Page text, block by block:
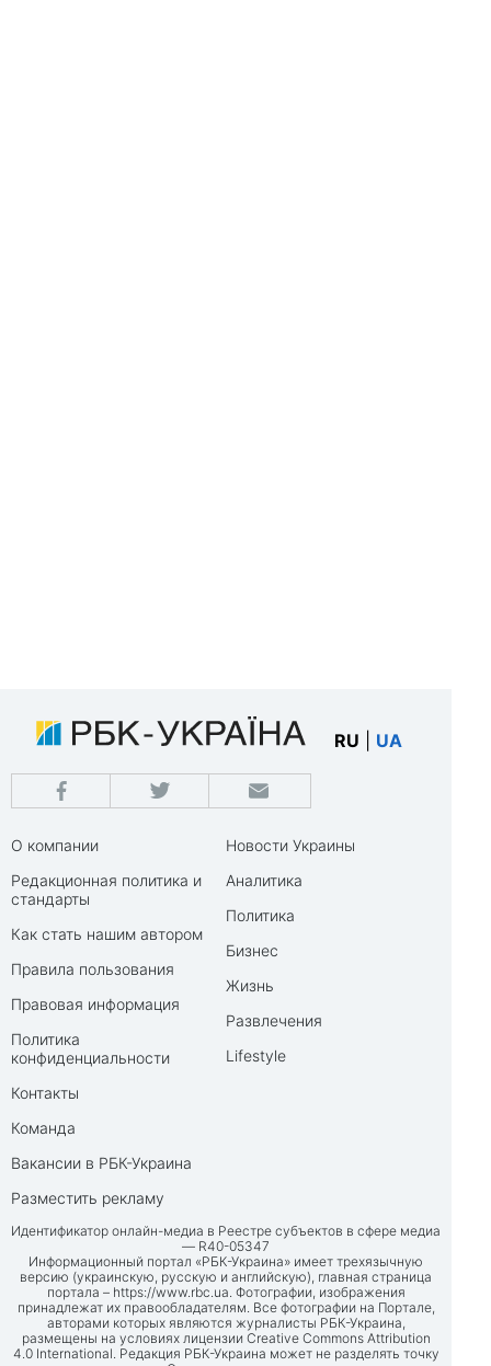
RU UA
О компании
Редакционная политика и
стандарты
Как стать нашим автором
Правила пользования
Правовая информация
Политика
конфиденциальности
Контакты
Команда
Вакансии в РБК-Украина
Разместить рекламу
Новости Украины
Аналитика
Политика
Бизнес
Жизнь
Развлечения
Lifestyle
Идентификатор онлайн-медиа в Реестре субъектов в сфере медиа
— R40-05347
Информационный портал «РБК-Украина» имеет трехязычную
версию (украинскую, русскую и английскую), главная страница
портала – https://www.rbc.ua. Фотографии, изображения
принадлежат их правообладателям. Все фотографии на Портале,
авторами которых являются журналисты РБК-Украина,
размещены на условиях лицензии Creative Commons Attribution
4.0 International. Редакция РБК-Украина может не разделять точку